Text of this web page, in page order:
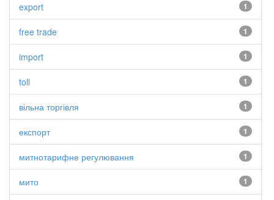
1
export
1
free trade
1
import
1
toll
1
вільна торгівля
1
експорт
1
митнотарифне регулювання
1
мито